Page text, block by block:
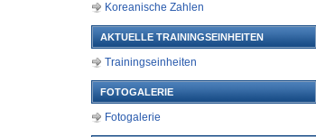
Koreanische Zahlen
AKTUELLE TRAININGSEINHEITEN
Trainingseinheiten
FOTOGALERIE
Fotogalerie